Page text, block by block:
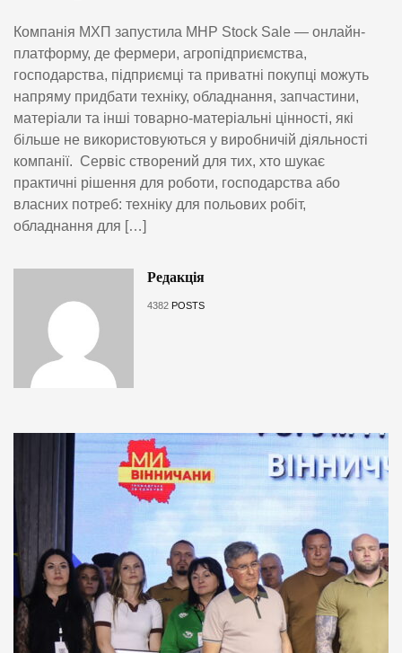
Компанія МХП запустила MHP Stock Sale — онлайн-
платформу, де фермери, агропідприємства,
господарства, підприємці та приватні покупці можуть
напряму придбати техніку, обладнання, запчастини,
матеріали та інші товарно-матеріальні цінності, які
більше не використовуються у виробничій діяльності
компанії. Сервіс створений для тих, хто шукає
практичні рішення для роботи, господарства або
власних потреб: техніку для польових робіт,
обладнання для […]
Редакція
4382 POSTS